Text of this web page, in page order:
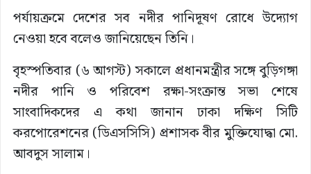
পর্যায়ক্রমে দেশের সব নদীর পানিদূষণ রোধে উদ্যোগ
নেওয়া হবে বলেও জানিয়েছেন তিনি।
বৃহস্পতিবার (৬ আগস্ট) সকালে প্রধানমন্ত্রীর সঙ্গে বুড়িগঙ্গা
নদীর পানি ও পরিবেশ রক্ষা-সংক্রান্ত সভা শেষে
সাংবাদিকদের এ কথা জানান ঢাকা দক্ষিণ সিটি
করপোরেশনের (ডিএসসিসি) প্রশাসক বীর মুক্তিযোদ্ধা মো.
আবদুস সালাম।